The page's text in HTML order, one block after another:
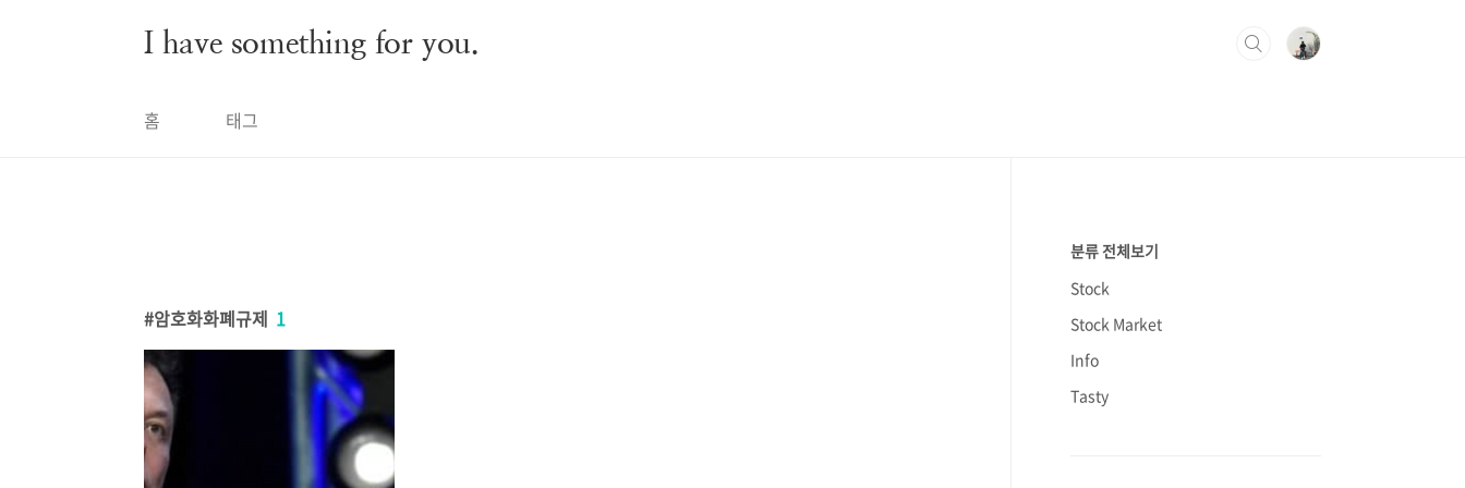
I have something for you.
홈 태그
암호화화폐규제 1
분류 전체보기
Stock
Stock Market
Info
Tasty